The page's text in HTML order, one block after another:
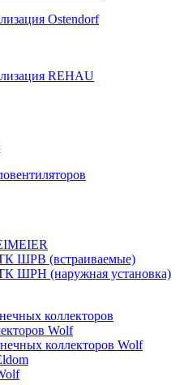
Ostendorf
REHAU
ШРВ (встраиваемые)
ШРН (наружная установка)
коллекторов
Wolf
коллекторов Wolf